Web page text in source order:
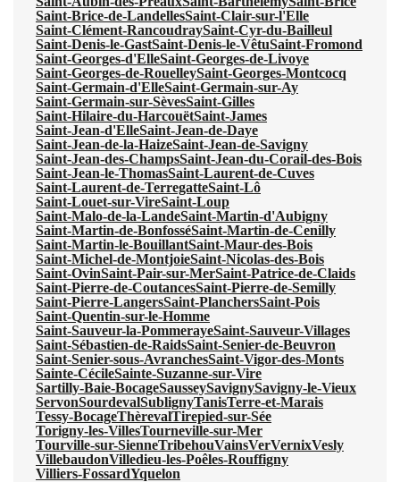
Saint-Brice-de-LandellesSaint-Clair-sur-l'Elle
Saint-Clément-RancoudraySaint-Cyr-du-Bailleul
Saint-Denis-le-GastSaint-Denis-le-VêtuSaint-Fromond
Saint-Georges-d'ElleSaint-Georges-de-Livoye
Saint-Georges-de-RouelleySaint-Georges-Montcocq
Saint-Germain-d'ElleSaint-Germain-sur-Ay
Saint-Germain-sur-SèvesSaint-Gilles
Saint-Hilaire-du-HarcouëtSaint-James
Saint-Jean-d'ElleSaint-Jean-de-Daye
Saint-Jean-de-la-HaizeSaint-Jean-de-Savigny
Saint-Jean-des-ChampsSaint-Jean-du-Corail-des-Bois
Saint-Jean-le-ThomasSaint-Laurent-de-Cuves
Saint-Laurent-de-TerregatteSaint-Lô
Saint-Louet-sur-VireSaint-Loup
Saint-Malo-de-la-LandeSaint-Martin-d'Aubigny
Saint-Martin-de-BonfosséSaint-Martin-de-Cenilly
Saint-Martin-le-BouillantSaint-Maur-des-Bois
Saint-Michel-de-MontjoieSaint-Nicolas-des-Bois
Saint-OvinSaint-Pair-sur-MerSaint-Patrice-de-Claids
Saint-Pierre-de-CoutancesSaint-Pierre-de-Semilly
Saint-Pierre-LangersSaint-PlanchersSaint-Pois
Saint-Quentin-sur-le-Homme
Saint-Sauveur-la-PommerayeSaint-Sauveur-Villages
Saint-Sébastien-de-RaidsSaint-Senier-de-Beuvron
Saint-Senier-sous-AvranchesSaint-Vigor-des-Monts
Sainte-CécileSainte-Suzanne-sur-Vire
Sartilly-Baie-BocageSausseySavignySavigny-le-Vieux
ServonSourdevalSublignyTanisTerre-et-Marais
Tessy-BocageThèrevalTirepied-sur-Sée
Torigny-les-VillesTourneville-sur-Mer
Tourville-sur-SienneTribehouVainsVerVernixVesly
VillebaudonVilledieu-les-Poêles-Rouffigny
Villiers-FossardYquelon